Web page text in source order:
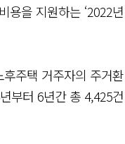
용을 지원하는 ‘2022년
후주택 거주자의 주거환
부터 6년간 총 4,425건